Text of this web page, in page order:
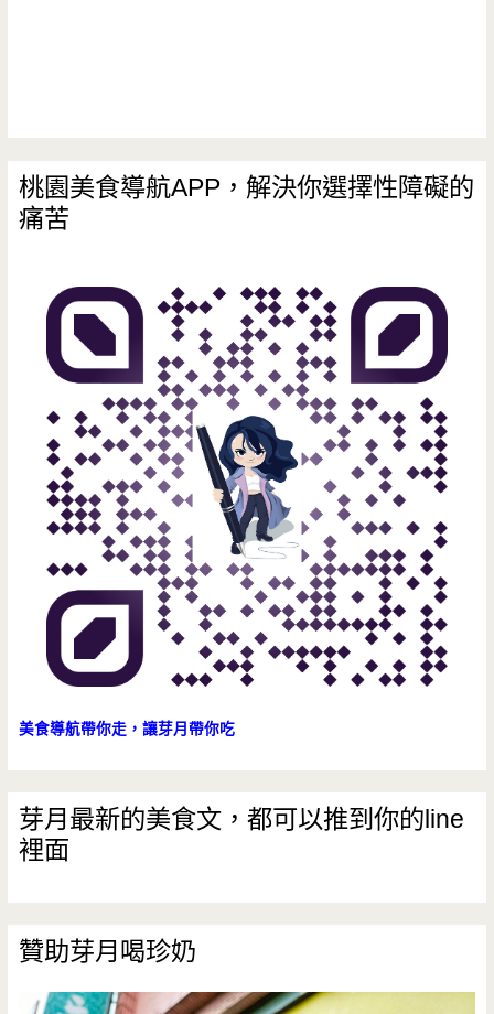
桃園美食導航APP，解決你選擇性障礙的
痛苦
美食導航帶你走，讓芽月帶你吃
芽月最新的美食文，都可以推到你的line
裡面
贊助芽月喝珍奶